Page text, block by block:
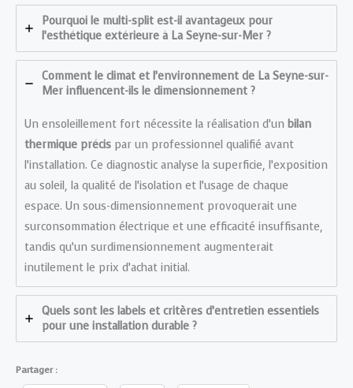
Pourquoi le multi-split est-il avantageux pour
l’esthétique extérieure à La Seyne-sur-Mer ?
Comment le climat et l’environnement de La Seyne-sur-
Mer influencent-ils le dimensionnement ?
Un ensoleillement fort nécessite la réalisation d’un bilan
thermique précis par un professionnel qualifié avant
l’installation. Ce diagnostic analyse la superficie, l’exposition
au soleil, la qualité de l’isolation et l’usage de chaque
espace. Un sous-dimensionnement provoquerait une
surconsommation électrique et une efficacité insuffisante,
tandis qu’un surdimensionnement augmenterait
inutilement le prix d’achat initial.
Quels sont les labels et critères d’entretien essentiels
pour une installation durable ?
Partager :